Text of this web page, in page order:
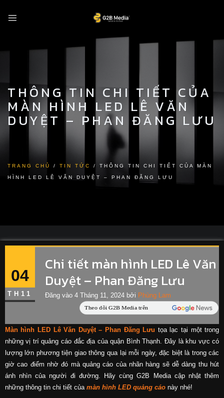
THÔNG TIN CHI TIẾT CỦA
MÀN HÌNH LED LÊ VĂN
DUYỆT – PHAN ĐĂNG LƯU
TRANG CHỦ / TIN TỨC / THÔNG TIN CHI TIẾT CỦA MÀN
HÌNH LED LÊ VĂN DUYỆT – PHAN ĐĂNG LƯU
04
TH11
Chi tiết màn hình LED Lê Văn
Duyệt – Phan Đăng Lưu
Đăng vào 4 Tháng 11, 2024bởi Phùng Lam
Màn hình LED Lê Văn Duyệt – Phan Đăng Lưu tọa lạc tại một trong
những vị trí quảng cáo đắc địa của quận Bình Thạnh. Đây là khu vực có
lượng lớn phương tiện giao thông qua lại mỗi ngày, đặc biệt là trong các
giờ cao điểm nhờ đó mà quảng cáo của nhãn hàng sẽ dễ dàng thu hút
ánh nhìn của người đi đường. Hãy cùng G2B Media cập nhật thêm
những thông tin chi tiết của màn hình LED quảng cáonày nhé!